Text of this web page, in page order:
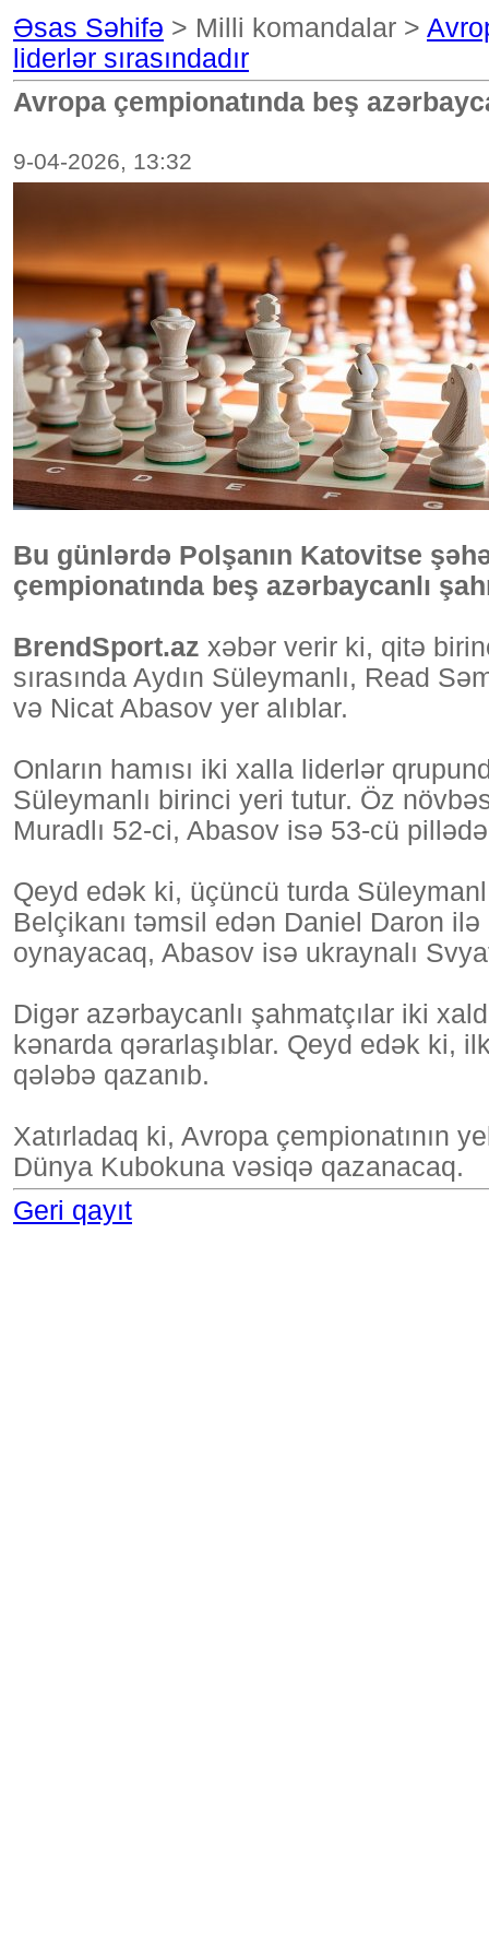
Əsas Səhifə > Milli komandalar >
liderlər sırasındadır
Avropa çempionatında beş
9-04-2026, 13:32
Bu günlərdə Polşanın Katovitse
çempionatında beş azərbaycanlı
BrendSport.az xəbər verir ki, qitə
sırasında Aydın Süleymanlı, Read
və Nicat Abasov yer alıblar.
Onların hamısı iki xalla liderlər
Süleymanlı birinci yeri tutur. Öz
Muradlı 52-ci, Abasov isə 53-cü
Qeyd edək ki, üçüncü turda
Belçikanı təmsil edən Daniel Daron
oynayacaq, Abasov isə ukraynalı
Digər azərbaycanlı şahmatçılar iki
kənarda qərarlaşıblar. Qeyd edək ki,
qələbə qazanıb.
Xatırladaq ki, Avropa çempionatının
Dünya Kubokuna vəsiqə qazanacaq.
Geri qayıt